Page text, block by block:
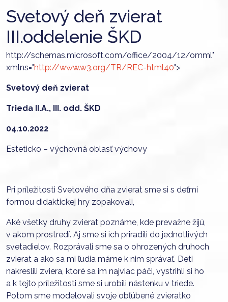
Svetový deň zvierat
III.oddelenie ŠKD
http://schemas.microsoft.com/office/2004/12/omml"
xmlns="http://www.w3.org/TR/REC-html40">
Svetový deň zvierat
Trieda II.A., III. odd. ŠKD
04.10.2022
Esteticko – výchovná oblasť výchovy
Pri príležitosti Svetového dňa zvierat sme si s deťmi
formou didaktickej hry zopakovali,
Aké všetky druhy zvierat poznáme, kde prevažne žijú,
v akom prostredí. Aj sme si ich priradili do jednotlivých
svetadielov. Rozprávali sme sa o ohrozených druhoch
zvierat a ako sa mi ľudia máme k nim správať. Deti
nakreslili zviera, ktoré sa im najviac páči, vystrihli si ho
a k tejto príležitosti sme si urobili nástenku v triede.
Potom sme modelovali svoje obľúbené zvieratko